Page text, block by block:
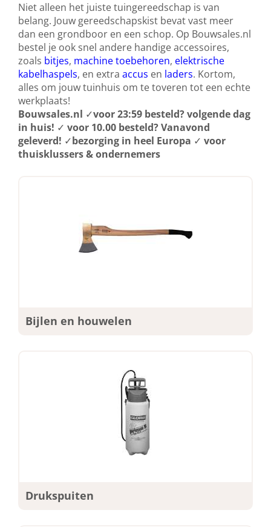
Niet alleen het juiste tuingereedschap is van
belang. Jouw gereedschapskist bevat vast meer
dan een grondboor en een schop. Op Bouwsales.nl
bestel je ook snel andere handige accessoires,
zoals bitjes, machine toebehoren, elektrische
kabelhaspels, en extra accus en laders. Kortom,
alles om jouw tuinhuis om te toveren tot een echte
werkplaats!
Bouwsales.nl ✓voor 23:59 besteld? volgende dag
in huis! ✓ voor 10.00 besteld? Vanavond
geleverd! ✓bezorging in heel Europa ✓ voor
thuisklussers & ondernemers
Bijlen en houwelen
Drukspuiten